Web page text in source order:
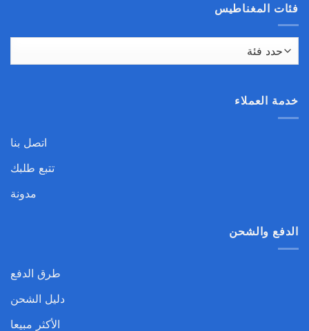
فئات المغناطيس
خدمة العملاء
اتصل بنا
تتبع طلبك
مدونة
الدفع والشحن
طرق الدفع
دليل الشحن
الأكثر مبيعا